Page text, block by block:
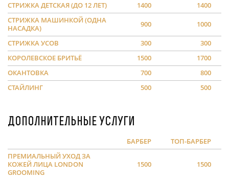
СТРИЖКА ДЕТСКАЯ (ДО 12 ЛЕТ)
1400
1400
СТРИЖКА МАШИНКОЙ (ОДНА
НАСАДКА)
900 1000
СТРИЖКА УСОВ 300
300
КОРОЛЕВСКОЕ БРИТЬЁ
1500
1700
ОКАНТОВКА
700
800
СТАЙЛИНГ
500 500
Дополнительные услуги
БАРБЕР
ТОП-БАРБЕР
ПРЕМИАЛЬНЫЙ УХОД ЗА
КОЖЕЙ ЛИЦА LONDON
GROOMING
1500 1500